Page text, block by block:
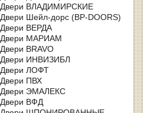
Двери ВЛАДИМИРСКИЕ
Двери Шейл-дорс (BP-DOORS)
Двери ВЕРДА
Двери МАРИАМ
Двери BRAVO
Двери ИНВИЗИБЛ
Двери ЛОФТ
Двери ПВХ
Двери ЭМАЛЕКС
Двери ВФД